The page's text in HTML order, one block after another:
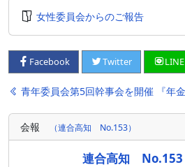
女性委員会からのご報告
Facebook Twitter LINE
投
稿
ナ
青年委員会第5回幹事会を開催
会報 （連合高知 No.153）
連合高知 No.153